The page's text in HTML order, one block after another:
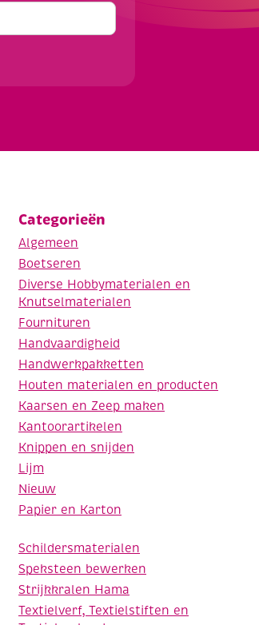
Categorieën
Algemeen
Boetseren
Diverse Hobbymaterialen en
Knutselmaterialen
Fournituren
Handvaardigheid
Handwerkpakketten
Houten materialen en producten
Kaarsen en Zeep maken
Kantoorartikelen
Knippen en snijden
Lijm
Nieuw
Papier en Karton
Schildersmaterialen
Speksteen bewerken
Strijkkralen Hama
Textielverf, Textielstiften en